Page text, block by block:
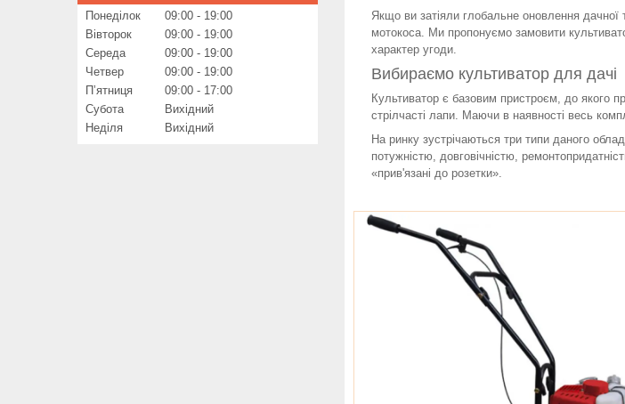
Якщо ви затіяли глобальне оновлення дачної
мотокоса. Ми пропонуємо замовити
характер угоди.
Вибираємо культиватор для дачі
Культиватор є базовим пристроєм, до якого
стрілчасті лапи. Маючи в наявності весь
На ринку зустрічаються три типи даного
потужністю, довговічністю,
«прив'язані до розетки».
Понеділок 09:00
19:00
Вівторок
09:00
19:00
Середа
09:00
19:00
Четвер
09:00
19:00
Пʼятниця
09:00
17:00
Субота
Вихідний
Неділя
Вихідний